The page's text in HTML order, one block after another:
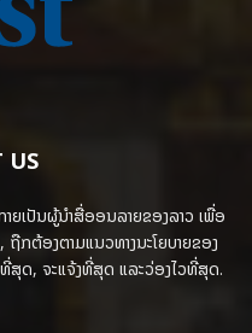
US
ຍເປັນຜູ້ນຳສື່ອອນລາຍຂອງລາວ ເພື່ອ
ກຕ້ອງຕາມແນວທາງນະໂຍບາຍຂອງ
ສຸດ, ຈະແຈ້ງທີ່ສຸດ ແລະວ່ອງໄວທີ່ສຸດ.